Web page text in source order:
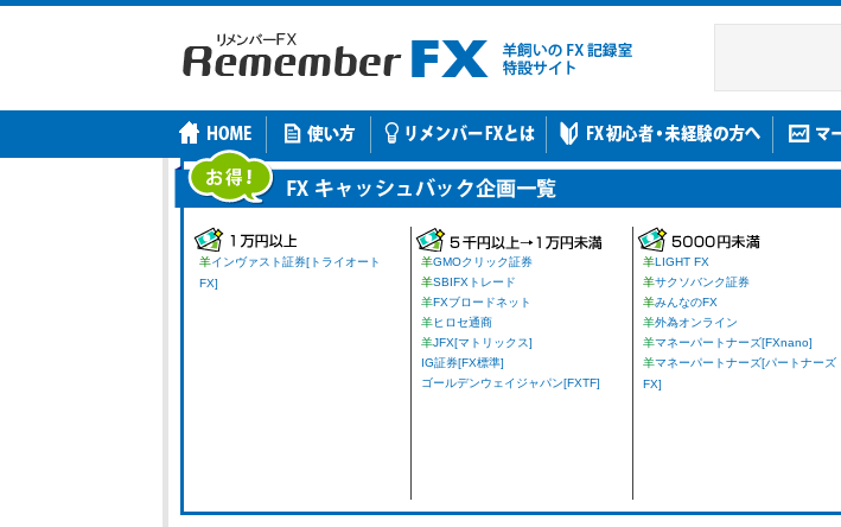
羊インヴァスト証券[トライオート
FX]
羊GMOクリック証券
羊SBIFXトレード
羊FXブロードネット
羊ヒロセ通商
羊JFX[マトリックス]
IG証券[FX標準]
ゴールデンウェイジャパン[FXTF]
羊LIGHT FX
羊サクソバンク証券
羊みんなのFX
羊外為オンライン
羊マネーパートナーズ[FXnano]
羊マネーパートナーズ[パートナーズ
FX]